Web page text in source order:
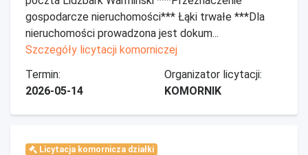
gospodarcze nieruchomości*** Łąki trwałe ***Dla
nieruchomości prowadzona jest dokum...
Szczegóły licytacji komorniczej
Termin:
2026-05-14
Organizator licytacji:
KOMORNIK
Licytacja komornicza działki